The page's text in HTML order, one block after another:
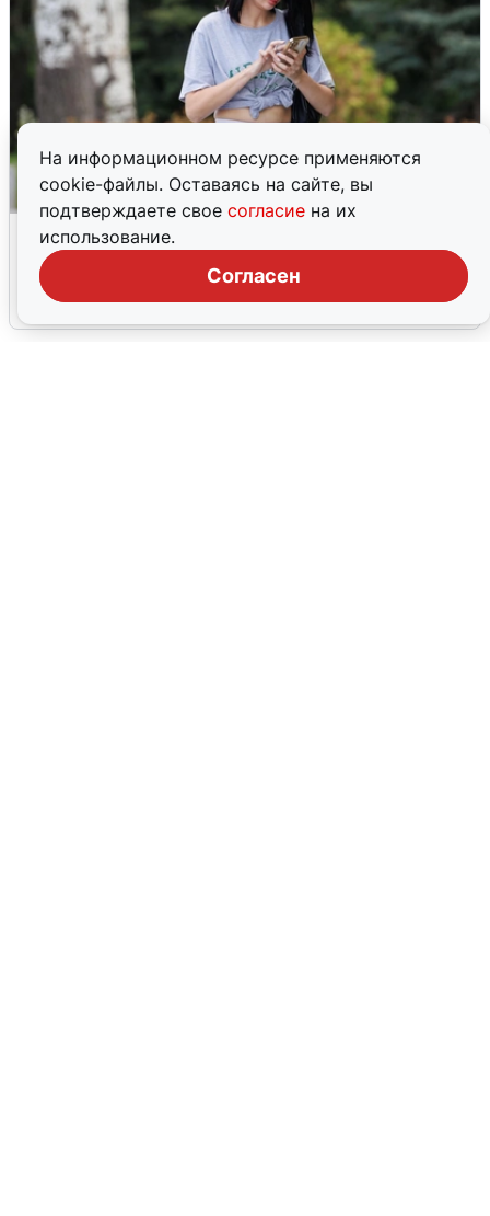
На информационном ресурсе применяются
cookie-файлы. Оставаясь на сайте, вы
подтверждаете свое согласие на их
использование.
Согласен
Волгоградцы остались без
мобильного интернета
6 августа 0